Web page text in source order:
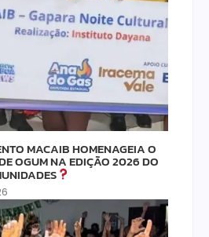
MACAIB HOMENAGEIA O
OGUM NA EDIÇÃO 2026 DO